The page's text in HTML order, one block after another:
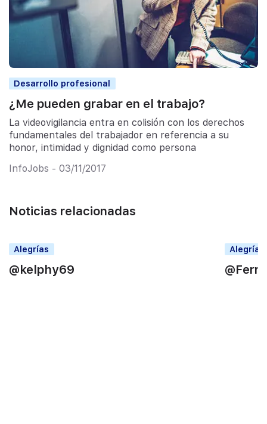
Desarrollo profesional
¿Me pueden grabar en el trabajo?
La videovigilancia entra en colisión con los derechos
fundamentales del trabajador en referencia a su
honor, intimidad y dignidad como persona
InfoJobs - 03/11/2017
Noticias relacionadas
Alegrías
@kelphy69
Alegrías